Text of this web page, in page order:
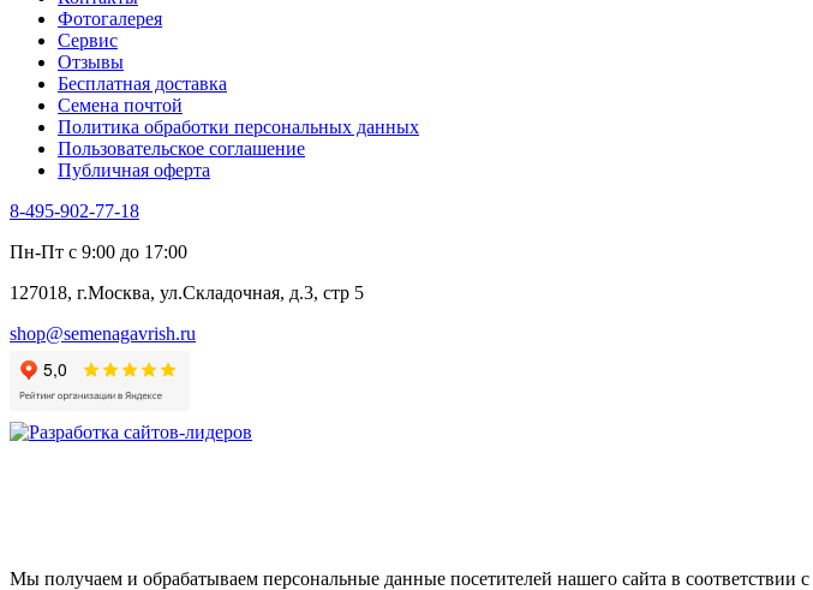
Хризантема овощная
Цикорий пряный
Цикорий салатный (Витлуф)
Черемша
Шпинат
Щавель
Эндивий
Эстрагон
Алтей
Анис
Бессмертник
Валериана
Валерианелла
Гибискус лекарственный
Девясил
Душица
Змееголовник
Фотогалерея​
Сервис
Отзывы
Бесплатная доставка
Семена почтой
Политика обработки персональных данных
Пользовательское соглашение
Публичная оферта
8-495-902-77-18
Пн-Пт с 9:00 до 17:00
127018, г.Москва, ул.Складочная, д.3, стр 5
shop@semenagavrish.ru
Мы получаем и обрабатываем персональные данные посетителей нашего сайта в соответствии с